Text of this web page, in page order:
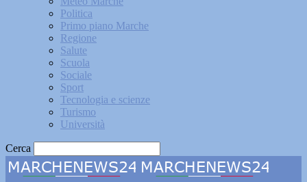
Politica
Primo piano Marche
Regione
Salute
Scuola
Sociale
Sport
Tecnologia e scienze
Turismo
Università
Cerca